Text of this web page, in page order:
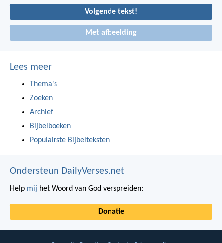
Volgende tekst!
Met afbeelding
Lees meer
Thema's
Zoeken
Archief
Bijbelboeken
Populairste Bijbelteksten
Ondersteun DailyVerses.net
Help mij het Woord van God verspreiden:
Donatie